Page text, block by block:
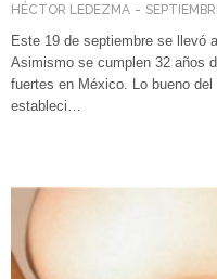
HÉCTOR LEDEZMA
Este 19 de septiembre se llevó
Asimismo se cumplen 32 años
fuertes en México. Lo bueno
estableci…